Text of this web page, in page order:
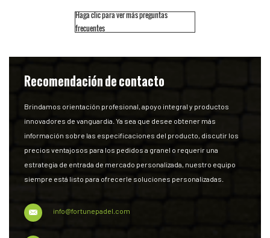
Haga clic para ver más preguntas
frecuentes
Recomendación de contacto
Brindamos orientación profesional, apoyo integral y productos
innovadores de vanguardia. Ya sea que desee obtener más
información sobre las especificaciones del producto, discutir los
precios ventajosos para los pedidos a granel o requerir una
estrategia de entrada de mercado personalizada, nuestro equipo
siempre está listo para ofrecerle soluciones personalizadas.
info@fortunepadel.com